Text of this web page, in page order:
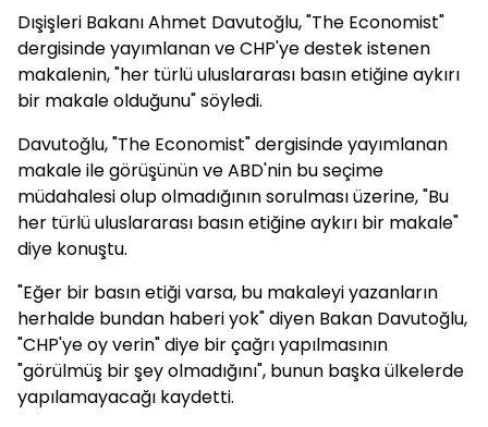
Dışişleri Bakanı Ahmet Davutoğlu, "The Economist"
dergisinde yayımlanan ve CHP'ye destek istenen
makalenin, "her türlü uluslararası basın etiğine aykırı
bir makale olduğunu" söyledi.
Davutoğlu, "The Economist" dergisinde yayımlanan
makale ile görüşünün ve ABD'nin bu seçime
müdahalesi olup olmadığının sorulması üzerine, "Bu
her türlü uluslararası basın etiğine aykırı bir makale"
diye konuştu.
"Eğer bir basın etiği varsa, bu makaleyi yazanların
herhalde bundan haberi yok" diyen Bakan Davutoğlu,
"CHP'ye oy verin" diye bir çağrı yapılmasının
"görülmüş bir şey olmadığını", bunun başka ülkelerde
yapılamayacağı kaydetti.